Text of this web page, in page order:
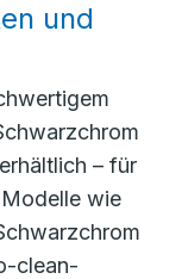
und
– für
wie
clean-